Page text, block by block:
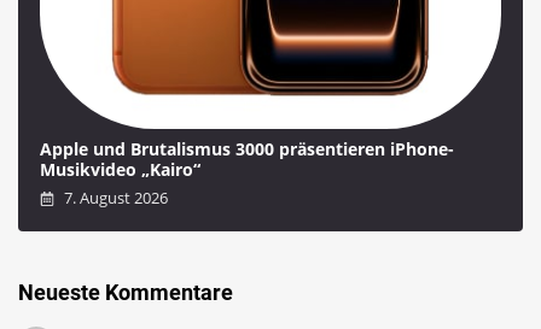
Apple und Brutalismus 3000 präsentieren iPhone-
Musikvideo „Kairo“
7. August 2026
Neueste Kommentare